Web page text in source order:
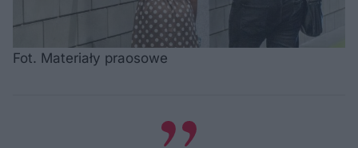
Fot. Materiały praosowe